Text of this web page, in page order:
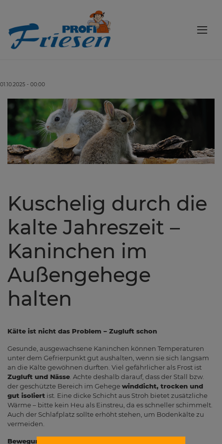
01.10.2025 - 00:00
Kuschelig durch die
kalte Jahreszeit –
Kaninchen im
Außengehege
halten
Kälte ist nicht das Problem – Zugluft schon
Gesunde, ausgewachsene Kaninchen können Temperaturen
unter dem Gefrierpunkt gut aushalten, wenn sie sich langsam
an die Kälte gewöhnen durften. Viel gefährlicher als Frost ist
Zugluft und Nässe . Achte deshalb darauf, dass der Stall bzw.
der geschützte Bereich im Gehege winddicht, trocken und
gut isoliert ist. Eine dicke Schicht aus Stroh bietet zusätzliche
Wärme – bitte kein Heu als Einstreu, da es schneller schimmelt.
Auch der Schlafplatz sollte erhöht stehen, um Bodenkälte zu
vermeiden.
Bewegung hält warm – Platz ist Pflicht